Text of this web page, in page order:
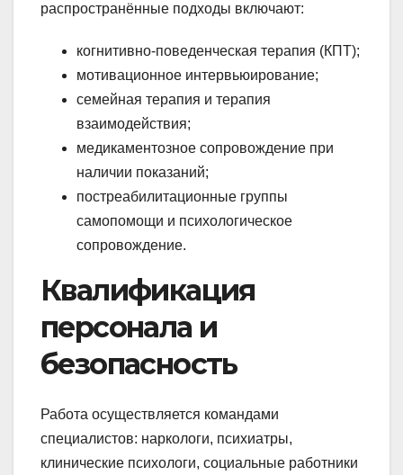
распространённые подходы включают:
когнитивно-поведенческая терапия (КПТ);
мотивационное интервьюирование;
семейная терапия и терапия
взаимодействия;
медикаментозное сопровождение при
наличии показаний;
постреабилитационные группы
самопомощи и психологическое
сопровождение.
Квалификация
персонала и
безопасность
Работа осуществляется командами
специалистов: наркологи, психиатры,
клинические психологи, социальные работники